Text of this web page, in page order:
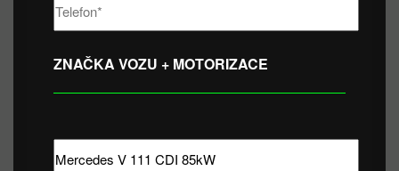
ZNAČKA VOZU + MOTORIZACE